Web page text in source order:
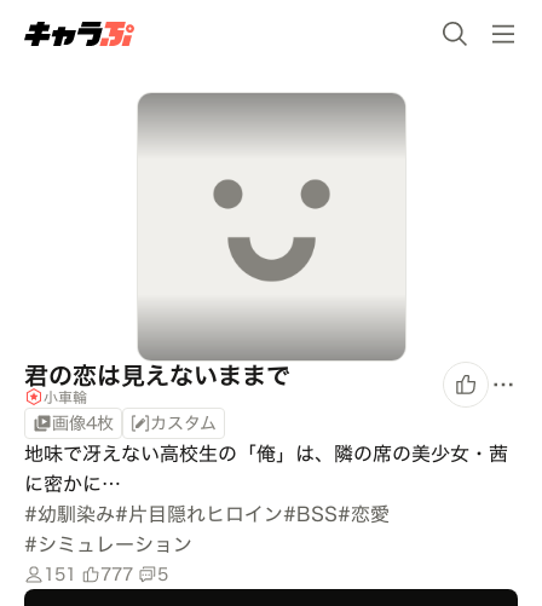
君の恋は見えないままで
小車輪
画像4枚 カスタム
地味で冴えない高校生の「俺」は、隣の席の美少女・茜
に密かに…
#幼馴染み#片目隠れヒロイン#BSS#恋愛
#シミュレーション
151 777 5